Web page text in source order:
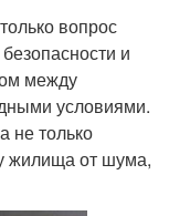
вопрос
и
между
условиями.
не только
жилища от шума,